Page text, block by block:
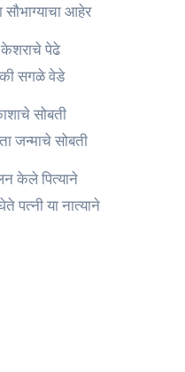
सौभाग्याचा आहेर
केशराचे पेढे
सगळे वेडे
सोबती
जन्माचे सोबती
केले पित्याने
पत्नी या नात्याने